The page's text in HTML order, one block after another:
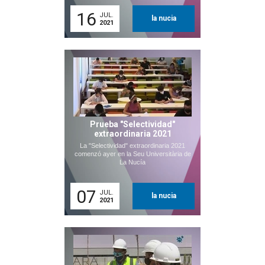
16 JUL.
2021
la nucia
Prueba "Selectividad"
extraordinaria 2021
La "Selectividad" extraordinaria 2021
comenzó ayer en la Seu Universitària de
La Nucía
07
JUL.
2021
la nucia